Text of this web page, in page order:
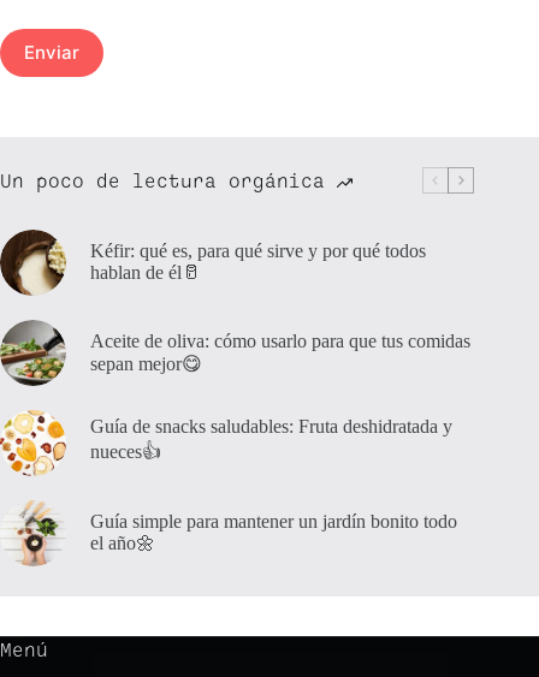
Enviar
Un poco de lectura orgánica
Kéfir: qué es, para qué sirve y por qué todos
hablan de él🥛
Aceite de oliva: cómo usarlo para que tus comidas
sepan mejor😋
Guía de snacks saludables: Fruta deshidratada y
nueces👍
Guía simple para mantener un jardín bonito todo
el año🌼
Menú